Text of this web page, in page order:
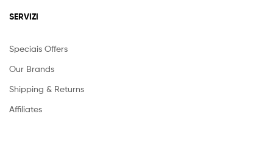
SERVIZI
Speciais Offers
Our Brands
Shipping & Returns
Affiliates